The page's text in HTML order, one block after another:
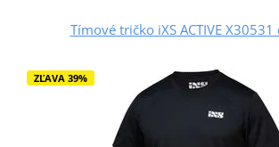
Tímové tričko iXS ACTIVE X30531
ZĽAVA 39%